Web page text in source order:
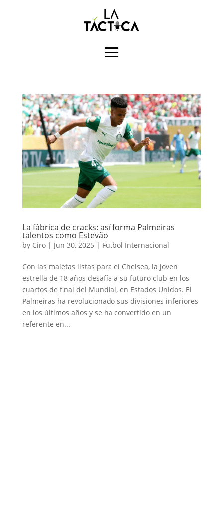
La fábrica de cracks: así forma Palmeiras
talentos como Estevão
by Ciro| Jun 30, 2025 | Futbol Internacional
Con las maletas listas para el Chelsea, la joven
estrella de 18 años desafía a su futuro club en los
cuartos de final del Mundial, en Estados Unidos. El
Palmeiras ha revolucionado sus divisiones inferiores
en los últimos años y se ha convertido en un
referente en...